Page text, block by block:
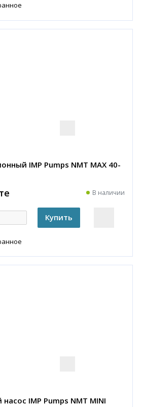
IMP Pumps NMT MAX 40-
В наличии
IMP Pumps NMT MINI